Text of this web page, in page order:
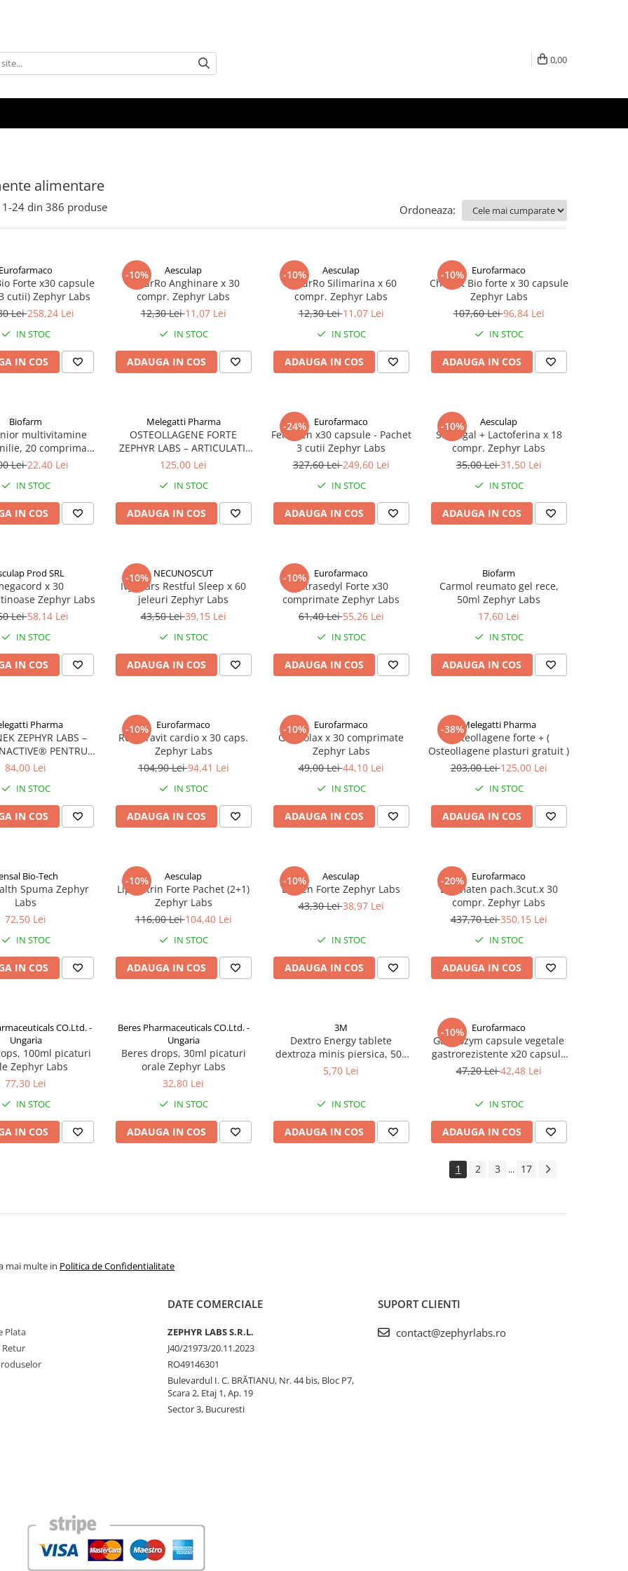
0,00
alimentare
1-24 din 386 produse Ordoneaza:
Eurofarmaco
Forte x30 capsule
cutii) Zephyr Labs
Lei258,24 Lei
IN STOC
IN COS
-10% Aesculap
NaturRo Anghinare x 30
compr. Zephyr Labs
12,30 Lei11,07 Lei
IN STOC
ADAUGA IN COS
-10% Aesculap
NaturRo Silimarina x 60
compr. Zephyr Labs
12,30 Lei11,07 Lei
IN STOC
ADAUGA IN COS
-10% Eurofarmaco
Cholest Bio forte x 30 capsule
Zephyr Labs
107,60 Lei96,84 Lei
IN STOC
ADAUGA IN COS
Biofarm
multivitamine
20 comprimate
Zephyr Labs
Lei22,40 Lei
IN STOC
IN COS
Melegatti Pharma
OSTEOLLAGENE FORTE
ZEPHYR LABS – ARTICULATII
SANATOASE SI MOBILITATE
125,00 Lei
IN STOC
ADAUGA IN COS
-24% Eurofarmaco
Ferrozen x30 capsule - Pachet
3 cutii Zephyr Labs
327,60 Lei249,60 Lei
IN STOC
ADAUGA IN COS
-10% Aesculap
Septogal + Lactoferina x 18
compr. Zephyr Labs
35,00 Lei31,50 Lei
IN STOC
ADAUGA IN COS
Prod SRL
x 30
Zephyr Labs
Lei58,14 Lei
IN STOC
IN COS
-10% NECUNOSCUT
Ivybears Restful Sleep x 60
jeleuri Zephyr Labs
43,50 Lei39,15 Lei
IN STOC
ADAUGA IN COS
-10% Eurofarmaco
Extrasedyl Forte x30
comprimate Zephyr Labs
61,40 Lei55,26 Lei
IN STOC
ADAUGA IN COS
Biofarm
Carmol reumato gel rece,
50ml Zephyr Labs
17,60 Lei
IN STOC
ADAUGA IN COS
Pharma
ZEPHYR LABS –
PENTRU
SI IMUNITATE
84,00 Lei
IN STOC
IN COS
-10% Eurofarmaco
Resveravit cardio x 30 caps.
Zephyr Labs
104,90 Lei94,41 Lei
IN STOC
ADAUGA IN COS
-10% Eurofarmaco
Gastrolax x 30 comprimate
Zephyr Labs
49,00 Lei44,10 Lei
IN STOC
ADAUGA IN COS
-38%Melegatti Pharma
Osteollagene forte + (
Osteollagene plasturi gratuit )
203,00 Lei125,00 Lei
IN STOC
ADAUGA IN COS
Bio-Tech
Spuma Zephyr
Labs
72,50 Lei
IN STOC
IN COS
-10% Aesculap
Lipoartrin Forte Pachet (2+1)
Zephyr Labs
116,00 Lei104,40 Lei
IN STOC
ADAUGA IN COS
-10% Aesculap
Bioven Forte Zephyr Labs
43,30 Lei38,97 Lei
IN STOC
ADAUGA IN COS
-20% Eurofarmaco
Dermaten pach.3cut.x 30
compr. Zephyr Labs
437,70 Lei350,15 Lei
IN STOC
ADAUGA IN COS
CO.Ltd. -
Ungaria
100ml picaturi
Zephyr Labs
77,30 Lei
IN STOC
IN COS
Beres Pharmaceuticals CO.Ltd. -
Ungaria
Beres drops, 30ml picaturi
orale Zephyr Labs
32,80 Lei
IN STOC
ADAUGA IN COS
3M
Dextro Energy tablete
dextroza minis piersica, 50g
Zephyr Labs
5,70 Lei
IN STOC
ADAUGA IN COS
-10% Eurofarmaco
Gastrozym capsule vegetale
gastrorezistente x20 capsule
Zephyr Labs
47,20 Lei42,48 Lei
IN STOC
ADAUGA IN COS
1 2 3 ... 17
mai multe in Politica de Confidentialitate
Plata
Retur
DATE COMERCIALE
ZEPHYR LABS S.R.L.
J40/21973/20.11.2023
RO49146301
Bulevardul I. C. BRĂTIANU, Nr. 44 bis, Bloc P7,
Scara 2, Etaj 1, Ap. 19
Sector 3, Bucuresti
SUPORT CLIENTI
contact@zephyrlabs.ro